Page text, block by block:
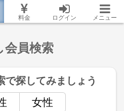
料金 ログイン メニュー
会員検索
で探してみましょう
女性